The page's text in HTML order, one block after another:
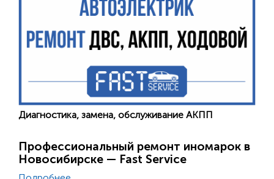
Диагностика, замена, обслуживание АКПП
Профессиональный ремонт иномарок в
Новосибирске — Fast Service